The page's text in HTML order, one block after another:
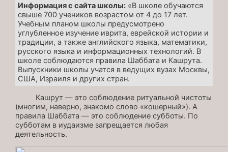
Информация с сайта школы: «В школе обучаются
свыше 700 учеников возрастом от 4 до 17 лет.
Учебным планом школы предусмотрено
углубленное изучение иврита, еврейской истории и
традиции, а также английского языка, математики,
русского языка и информационных технологий. В
школе соблюдаются правила Шаббата и Кашрута.
Выпускники школы учатся в ведущих вузах Москвы,
США, Израиля и других стран.
Кашрут — это соблюдение ритуальной чистоты
(многим, наверно, знакомо слово «кошерный»). А
правила Шаббата — это соблюдение субботы. По
субботам в иудаизме запрещается любая
деятельность.